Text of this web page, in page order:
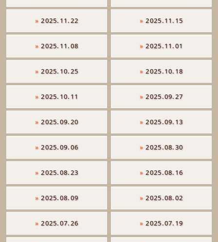
» 2025.11.22 » 2025.11.15
» 2025.11.08 » 2025.11.01
» 2025.10.25 » 2025.10.18
» 2025.10.11 » 2025.09.27
» 2025.09.20 » 2025.09.13
» 2025.09.06 » 2025.08.30
» 2025.08.23 » 2025.08.16
» 2025.08.09 » 2025.08.02
» 2025.07.26 » 2025.07.19